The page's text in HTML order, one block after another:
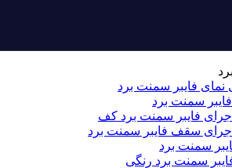
فایبر سمنت برد
سمنت برد
اجرای فایبر سمنت برد کف
اجرای سقف فایبر سمنت برد
سمنت برد
سمنت برد رنگی